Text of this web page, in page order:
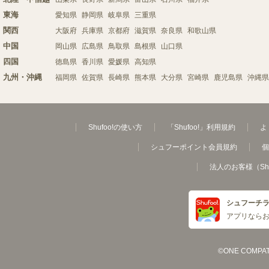
東海 愛知県 静岡県 岐阜県 三重県
関西 大阪府 兵庫県 京都府 滋賀県 奈良県 和歌山県
中国 岡山県 広島県 鳥取県 島根県 山口県
四国 徳島県 香川県 愛媛県 高知県
九州・沖縄 福岡県 佐賀県 長崎県 熊本県 大分県 宮崎県 鹿児島県 沖縄県
Shufoo!の使い方 「Shufoo!」利用規約 よ
シュフーポイント会員規約
法人のお客様（
シュフーチ
アプリなら
©ONE